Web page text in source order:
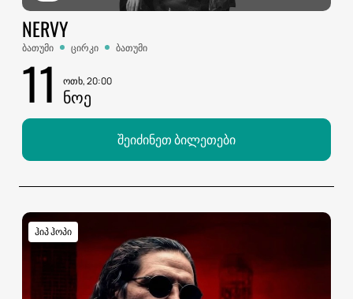
NERVY
ბათუმი ცირკი ბათუმი
11 ოთხ, 20:00
ᲜᲝᲔ
შეიძინეთ ბილეთები
ჰიპ ჰოპი